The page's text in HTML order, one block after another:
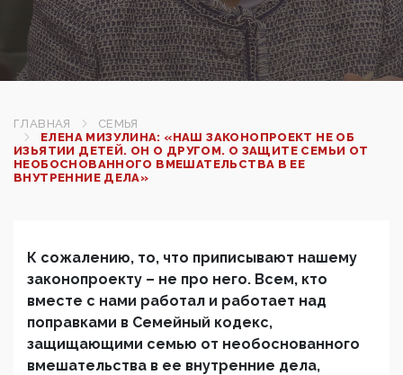
ГЛАВНАЯ
СЕМЬЯ
ЕЛЕНА МИЗУЛИНА: «НАШ ЗАКОНОПРОЕКТ НЕ ОБ
ИЗЬЯТИИ ДЕТЕЙ. ОН О ДРУГОМ. О ЗАЩИТЕ СЕМЬИ ОТ
НЕОБОСНОВАННОГО ВМЕШАТЕЛЬСТВА В ЕЕ
ВНУТРЕННИЕ ДЕЛА»
К сожалению, то, что приписывают нашему
законопроекту – не про него. Всем, кто
вместе с нами работал и работает над
поправками в Семейный кодекс,
защищающими семью от необоснованного
вмешательства в ее внутренние дела,